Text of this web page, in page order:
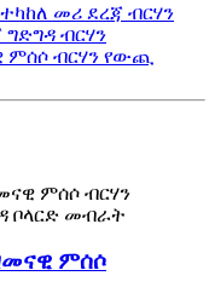
መሪ ደረጃ ብርሃን
ብርሃን
ምሰሶ ብርሃን የውጪ
ምሰሶ